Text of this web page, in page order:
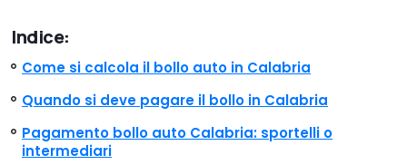
Indice:
Come si calcola il bollo auto in Calabria
Quando si deve pagare il bollo in Calabria
Pagamento bollo auto Calabria: sportelli o
intermediari